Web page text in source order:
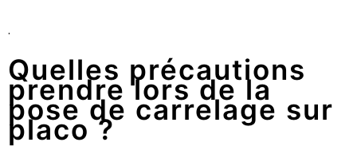
.
Quelles précautions
prendre lors de la
pose de carrelage sur
placo ?